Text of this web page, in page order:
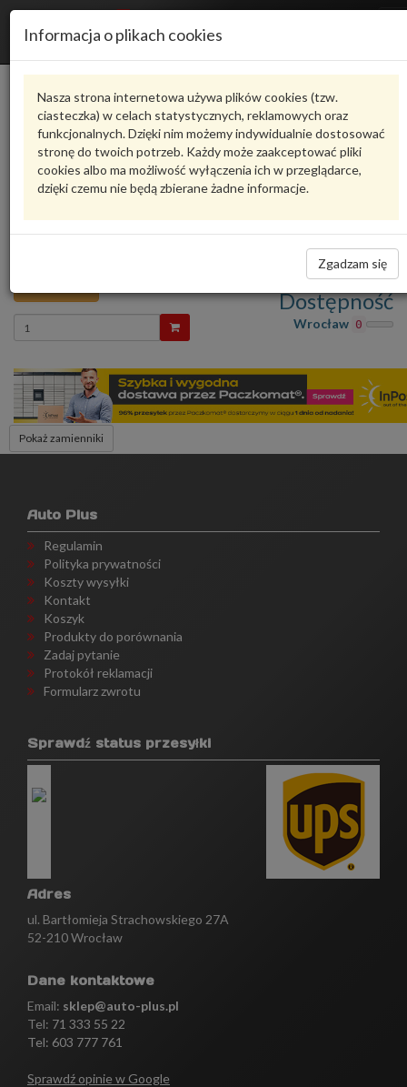
Informacja o plikach cookies
Nasza strona internetowa używa plików cookies (tzw.
ciasteczka) w celach statystycznych, reklamowych oraz
funkcjonalnych. Dzięki nim możemy indywidualnie dostosować
stronę do twoich potrzeb. Każdy może zaakceptować pliki
cookies albo ma możliwość wyłączenia ich w przeglądarce,
dzięki czemu nie będą zbierane żadne informacje.
Zgadzam się
Karta produktu
HANKOOK W195/70 R15C
HANKOOK
HANKOOK W195/70 R15C VANTRA ST AS2 RA30
104/102R HANKOOK W195/70 R15C HANKOOK
Wprowadź
ilość
Dostępność
Wrocław 0
Pokaż zamienniki
Auto Plus
Regulamin
Polityka prywatności
Koszty wysyłki
Kontakt
Koszyk
Produkty do porównania
Zadaj pytanie
Protokół reklamacji
Formularz zwrotu
Sprawdź status przesyłki
Adres
ul. Bartłomieja Strachowskiego 27A
52-210 Wrocław
Dane kontaktowe
Email: sklep@auto-plus.pl
Tel: 71 333 55 22
Tel: 603 777 761
Sprawdź opinie w Google